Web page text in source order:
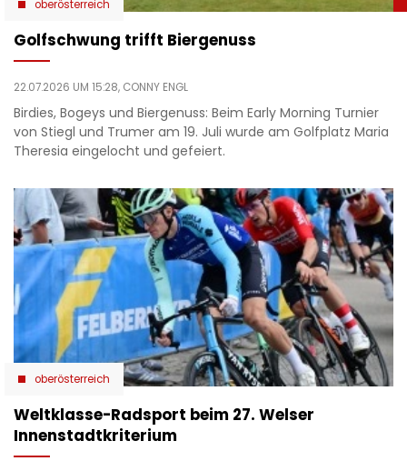
oberösterreich
Golfschwung trifft Biergenuss
22.07.2026 UM 15:28, CONNY ENGL
Birdies, Bogeys und Biergenuss: Beim Early Morning Turnier
von Stiegl und Trumer am 19. Juli wurde am Golfplatz Maria
Theresia eingelocht und gefeiert.
oberösterreich
Weltklasse-Radsport beim 27. Welser
Innenstadtkriterium